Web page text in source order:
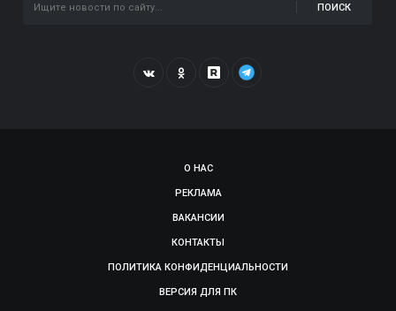
ПОИСК
О НАС
РЕКЛАМА
ВАКАНСИИ
КОНТАКТЫ
ПОЛИТИКА КОНФИДЕНЦИАЛЬНОСТИ
ВЕРСИЯ ДЛЯ ПК